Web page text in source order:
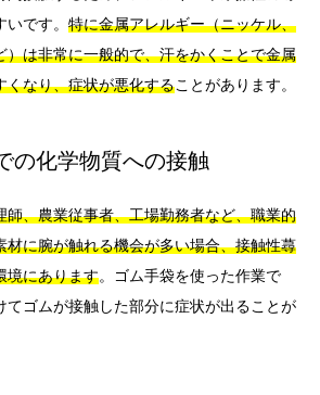
です。 特に金属アレルギー（ニッケル、
）は非常に一般的で、汗をかくことで金属
くなり、症状が悪化することがあります。
の化学物質への接触
師、農業従事者、工場勤務者など、職業的
材に腕が触れる機会が多い場合、接触性蕁
境にあります。ゴム手袋を使った作業で
てゴムが接触した部分に症状が出ることが